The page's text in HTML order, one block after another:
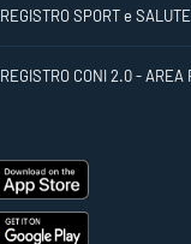
REGISTRO SPORT e
REGISTRO CONI 2.0 - AREA